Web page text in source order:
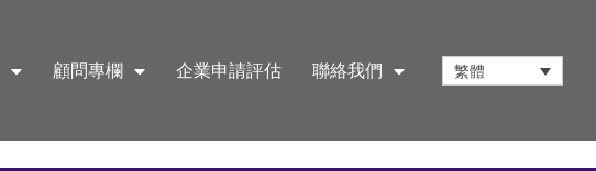
顧問專欄 企業申請評估 聯絡我們 繁體